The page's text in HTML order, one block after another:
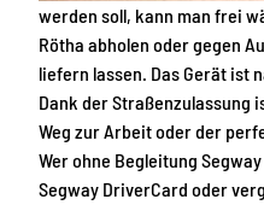
e
r
a
l
l
d
o
S
e
g
w
a
y
m
werden soll, kann man frei
Rötha abholen oder gegen
liefern lassen. Das Gerät ist
Dank der Straßenzulassung
Weg zur Arbeit oder der
Wer ohne Begleitung
Segway DriverCard oder